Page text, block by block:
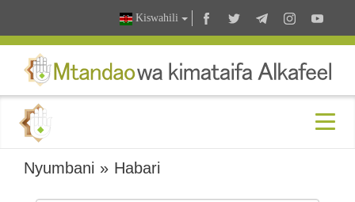
Kiswahili
Nyumbani » Habari